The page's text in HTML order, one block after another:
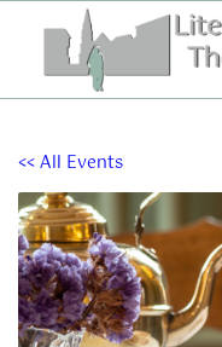
springen
<< All Events